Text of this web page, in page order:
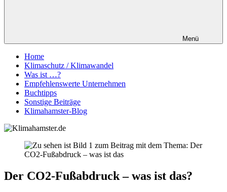
Menü
Home
Klimaschutz / Klimawandel
Was ist …?
Empfehlenswerte Unternehmen
Buchtipps
Sonstige Beiträge
Klimahamster-Blog
Der CO2-Fußabdruck – was ist das?